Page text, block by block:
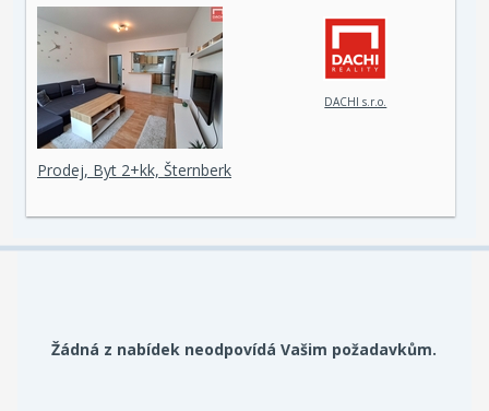
DACHI s.r.o.
Prodej, Byt 2+kk, Šternberk
Žádná z nabídek neodpovídá Vašim požadavkům.